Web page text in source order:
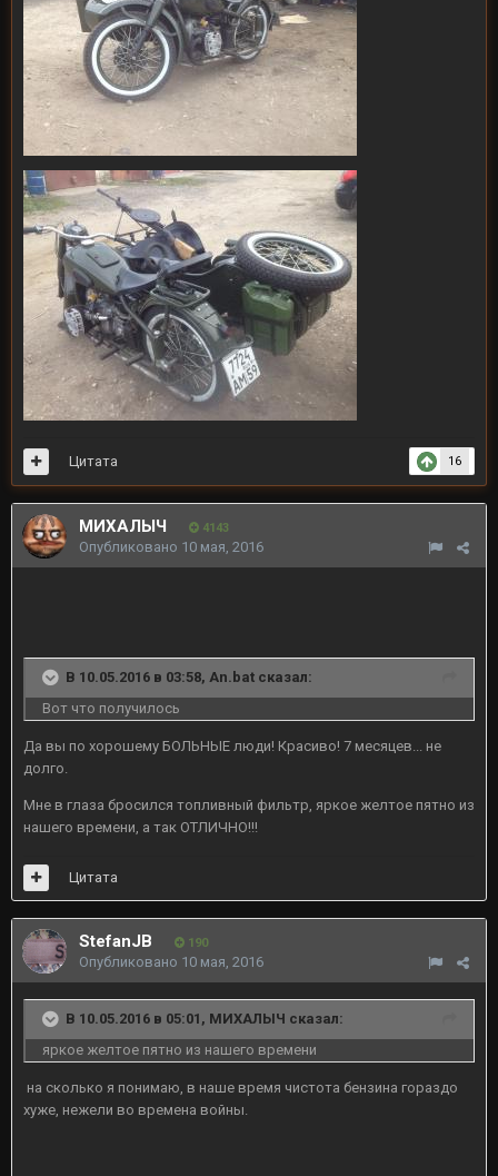
16
Цитата
МИХАЛЫЧ 4143
Опубликовано 10 мая, 2016
В 10.05.2016 в 03:58, An.bat сказал:
Вот что получилось
Да вы по хорошему БОЛЬНЫЕ люди! Красиво! 7 месяцев... не
долго.
Мне в глаза бросился топливный фильтр, яркое желтое пятно из
нашего времени, а так ОТЛИЧНО!!!
Цитата
StefanJB 190
Опубликовано 10 мая, 2016
В 10.05.2016 в 05:01, МИХАЛЫЧ сказал:
яркое желтое пятно из нашего времени
на сколько я понимаю, в наше время чистота бензина гораздо
хуже, нежели во времена войны.